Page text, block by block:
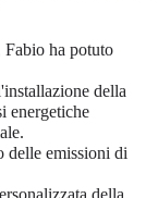
ha potuto
della
energetiche
delle emissioni di
della